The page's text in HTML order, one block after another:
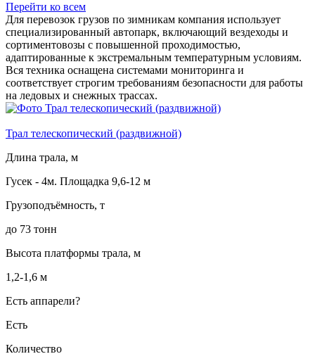
Перейти ко всем
Для перевозок грузов по зимникам компания использует
специализированный автопарк, включающий вездеходы и
сортиментовозы с повышенной проходимостью,
адаптированные к экстремальным температурным условиям.
Вся техника оснащена системами мониторинга и
соответствует строгим требованиям безопасности для работы
на ледовых и снежных трассах.
Трал телескопический (раздвижной)
Длина трала, м
Гусек - 4м. Площадка 9,6-12 м
Грузоподъёмность, т
до 73 тонн
Высота платформы трала, м
1,2-1,6 м
Есть аппарели?
Есть
Количество